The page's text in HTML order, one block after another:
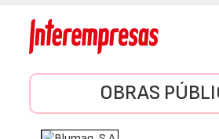
OBRAS